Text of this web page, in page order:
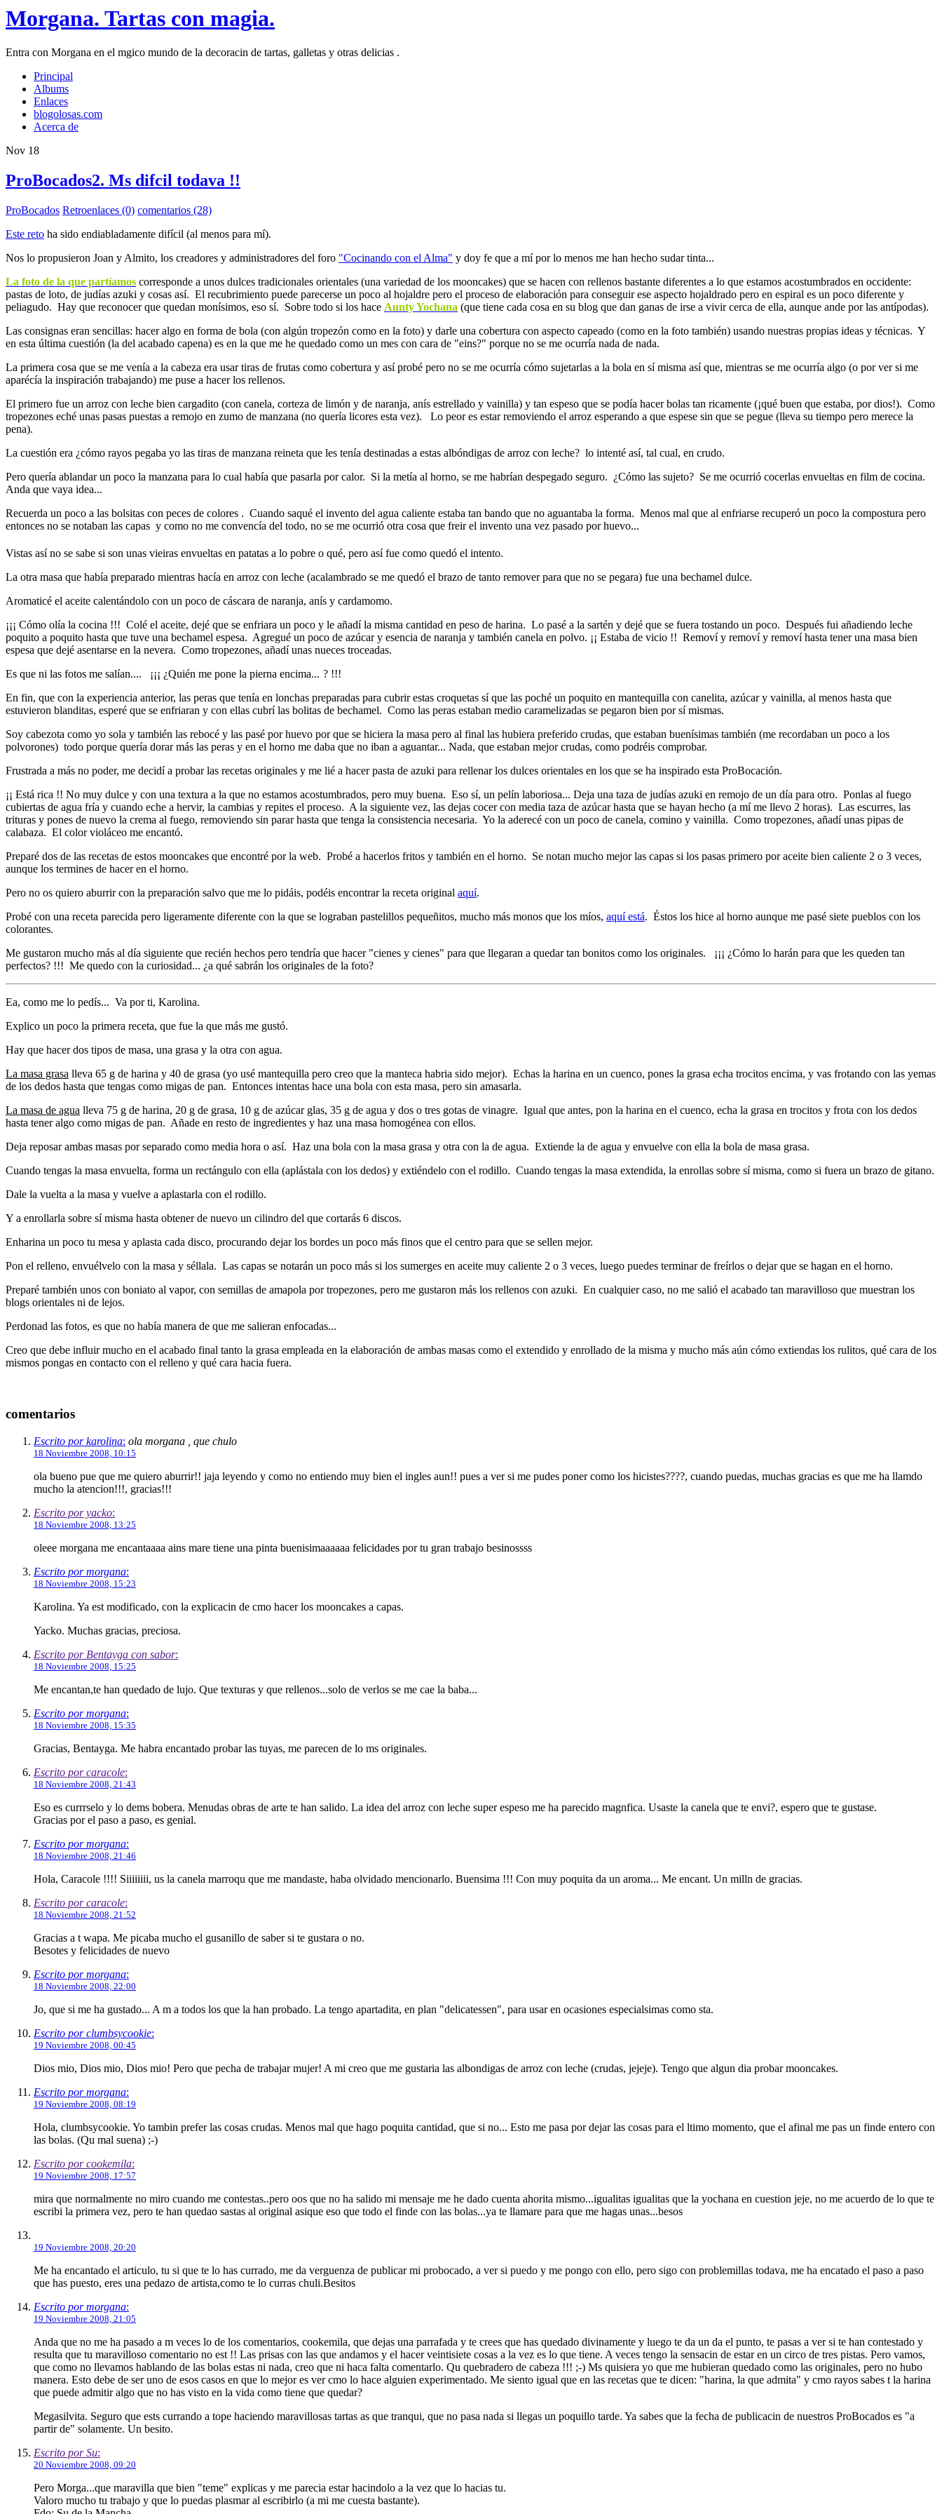
Morgana. Tartas con magia.
Entra con Morgana en el mgico mundo de la decoracin de tartas, galletas y otras delicias .
Principal
Albums
Enlaces
blogolosas.com
Acerca de
Nov 18
ProBocados2. Ms difcil todava !!
ProBocados Retroenlaces (0) comentarios (28)
Este reto ha sido endiabladamente difícil (al menos para mí).
Nos lo propusieron Joan y Almito, los creadores y administradores del foro "Cocinando con el Alma" y doy fe que a mí por lo menos me han hecho sudar tinta...
La foto de la que partíamos corresponde a unos dulces tradicionales orientales (una variedad de los mooncakes) que se hacen con rellenos bastante diferentes a lo que estamos acostumbrados en occidente:
pastas de loto, de judías azuki y cosas así. El recubrimiento puede parecerse un poco al hojaldre pero el proceso de elaboración para conseguir ese aspecto hojaldrado pero en espiral es un poco diferente y
peliagudo. Hay que reconocer que quedan monísimos, eso sí. Sobre todo si los hace Aunty Yochana (que tiene cada cosa en su blog que dan ganas de irse a vivir cerca de ella, aunque ande por las antípodas).
Las consignas eran sencillas: hacer algo en forma de bola (con algún tropezón como en la foto) y darle una cobertura con aspecto capeado (como en la foto también) usando nuestras propias ideas y técnicas. Y
en esta última cuestión (la del acabado capena) es en la que me he quedado como un mes con cara de "eins?" porque no se me ocurría nada de nada.
La primera cosa que se me venía a la cabeza era usar tiras de frutas como cobertura y así probé pero no se me ocurría cómo sujetarlas a la bola en sí misma así que, mientras se me ocurría algo (o por ver si me
aparécía la inspiración trabajando) me puse a hacer los rellenos.
El primero fue un arroz con leche bien cargadito (con canela, corteza de limón y de naranja, anís estrellado y vainilla) y tan espeso que se podía hacer bolas tan ricamente (¡qué buen que estaba, por dios!). Como
tropezones eché unas pasas puestas a remojo en zumo de manzana (no quería licores esta vez). Lo peor es estar removiendo el arroz esperando a que espese sin que se pegue (lleva su tiempo pero merece la
pena).
La cuestión era ¿cómo rayos pegaba yo las tiras de manzana reineta que les tenía destinadas a estas albóndigas de arroz con leche? lo intenté así, tal cual, en crudo.
Pero quería ablandar un poco la manzana para lo cual había que pasarla por calor. Si la metía al horno, se me habrían despegado seguro. ¿Cómo las sujeto? Se me ocurrió cocerlas envueltas en film de cocina.
Anda que vaya idea...
Recuerda un poco a las bolsitas con peces de colores . Cuando saqué el invento del agua caliente estaba tan bando que no aguantaba la forma. Menos mal que al enfriarse recuperó un poco la compostura pero
entonces no se notaban las capas y como no me convencía del todo, no se me ocurrió otra cosa que freir el invento una vez pasado por huevo...
Vistas así no se sabe si son unas vieiras envueltas en patatas a lo pobre o qué, pero así fue como quedó el intento.
La otra masa que había preparado mientras hacía en arroz con leche (acalambrado se me quedó el brazo de tanto remover para que no se pegara) fue una bechamel dulce.
Aromaticé el aceite calentándolo con un poco de cáscara de naranja, anís y cardamomo.
¡¡¡ Cómo olía la cocina !!! Colé el aceite, dejé que se enfriara un poco y le añadí la misma cantidad en peso de harina. Lo pasé a la sartén y dejé que se fuera tostando un poco. Después fui añadiendo leche
poquito a poquito hasta que tuve una bechamel espesa. Agregué un poco de azúcar y esencia de naranja y también canela en polvo. ¡¡ Estaba de vicio !! Removí y removí y removí hasta tener una masa bien
espesa que dejé asentarse en la nevera. Como tropezones, añadí unas nueces troceadas.
Es que ni las fotos me salían.... ¡¡¡ ¿Quién me pone la pierna encima... ? !!!
En fin, que con la experiencia anterior, las peras que tenía en lonchas preparadas para cubrir estas croquetas sí que las poché un poquito en mantequilla con canelita, azúcar y vainilla, al menos hasta que
estuvieron blanditas, esperé que se enfriaran y con ellas cubrí las bolitas de bechamel. Como las peras estaban medio caramelizadas se pegaron bien por sí mismas.
Soy cabezota como yo sola y también las rebocé y las pasé por huevo por que se hiciera la masa pero al final las hubiera preferido crudas, que estaban buenísimas también (me recordaban un poco a los
polvorones) todo porque quería dorar más las peras y en el horno me daba que no iban a aguantar... Nada, que estaban mejor crudas, como podréis comprobar.
Frustrada a más no poder, me decidí a probar las recetas originales y me lié a hacer pasta de azuki para rellenar los dulces orientales en los que se ha inspirado esta ProBocación.
¡¡ Está rica !! No muy dulce y con una textura a la que no estamos acostumbrados, pero muy buena. Eso sí, un pelín laboriosa... Deja una taza de judías azuki en remojo de un día para otro. Ponlas al fuego
cubiertas de agua fría y cuando eche a hervir, la cambias y repites el proceso. A la siguiente vez, las dejas cocer con media taza de azúcar hasta que se hayan hecho (a mí me llevo 2 horas). Las escurres, las
trituras y pones de nuevo la crema al fuego, removiendo sin parar hasta que tenga la consistencia necesaria. Yo la aderecé con un poco de canela, comino y vainilla. Como tropezones, añadí unas pipas de
calabaza. El color violáceo me encantó.
Preparé dos de las recetas de estos mooncakes que encontré por la web. Probé a hacerlos fritos y también en el horno. Se notan mucho mejor las capas si los pasas primero por aceite bien caliente 2 o 3 veces,
aunque los termines de hacer en el horno.
Pero no os quiero aburrir con la preparación salvo que me lo pidáis, podéis encontrar la receta original aquí.
Probé con una receta parecida pero ligeramente diferente con la que se lograban pastelillos pequeñitos, mucho más monos que los míos, aquí está. Éstos los hice al horno aunque me pasé siete pueblos con los
colorantes.
Me gustaron mucho más al día siguiente que recién hechos pero tendría que hacer "cienes y cienes" para que llegaran a quedar tan bonitos como los originales. ¡¡¡ ¿Cómo lo harán para que les queden tan
perfectos? !!! Me quedo con la curiosidad... ¿a qué sabrán los originales de la foto?
Ea, como me lo pedís... Va por ti, Karolina.
Explico un poco la primera receta, que fue la que más me gustó.
Hay que hacer dos tipos de masa, una grasa y la otra con agua.
La masa grasa lleva 65 g de harina y 40 de grasa (yo usé mantequilla pero creo que la manteca habria sido mejor). Echas la harina en un cuenco, pones la grasa echa trocitos encima, y vas frotando con las yemas
de los dedos hasta que tengas como migas de pan. Entonces intentas hace una bola con esta masa, pero sin amasarla.
La masa de agua lleva 75 g de harina, 20 g de grasa, 10 g de azúcar glas, 35 g de agua y dos o tres gotas de vinagre. Igual que antes, pon la harina en el cuenco, echa la grasa en trocitos y frota con los dedos
hasta tener algo como migas de pan. Añade en resto de ingredientes y haz una masa homogénea con ellos.
Deja reposar ambas masas por separado como media hora o así. Haz una bola con la masa grasa y otra con la de agua. Extiende la de agua y envuelve con ella la bola de masa grasa.
Cuando tengas la masa envuelta, forma un rectángulo con ella (aplástala con los dedos) y extiéndelo con el rodillo. Cuando tengas la masa extendida, la enrollas sobre sí misma, como si fuera un brazo de gitano.
Dale la vuelta a la masa y vuelve a aplastarla con el rodillo.
Y a enrollarla sobre sí misma hasta obtener de nuevo un cilindro del que cortarás 6 discos.
Enharina un poco tu mesa y aplasta cada disco, procurando dejar los bordes un poco más finos que el centro para que se sellen mejor.
Pon el relleno, envuélvelo con la masa y séllala. Las capas se notarán un poco más si los sumerges en aceite muy caliente 2 o 3 veces, luego puedes terminar de freírlos o dejar que se hagan en el horno.
Preparé también unos con boniato al vapor, con semillas de amapola por tropezones, pero me gustaron más los rellenos con azuki. En cualquier caso, no me salió el acabado tan maravilloso que muestran los
blogs orientales ni de lejos.
Perdonad las fotos, es que no había manera de que me salieran enfocadas...
Creo que debe influir mucho en el acabado final tanto la grasa empleada en la elaboración de ambas masas como el extendido y enrollado de la misma y mucho más aún cómo extiendas los rulitos, qué cara de los
mismos pongas en contacto con el relleno y qué cara hacia fuera.
comentarios
Escrito por karolina: ola morgana , que chulo
18 Noviembre 2008, 10:15
ola bueno pue que me quiero aburrir!! jaja leyendo y como no entiendo muy bien el ingles aun!! pues a ver si me pudes poner como los hicistes????, cuando puedas, muchas gracias es que me ha llamdo
mucho la atencion!!!, gracias!!!
Escrito por yacko:
18 Noviembre 2008, 13:25
oleee morgana me encantaaaa ains mare tiene una pinta buenisimaaaaaa felicidades por tu gran trabajo besinossss
Escrito por morgana:
18 Noviembre 2008, 15:23
Karolina. Ya est modificado, con la explicacin de cmo hacer los mooncakes a capas.
Yacko. Muchas gracias, preciosa.
Escrito por Bentayga con sabor:
18 Noviembre 2008, 15:25
Me encantan,te han quedado de lujo. Que texturas y que rellenos...solo de verlos se me cae la baba...
Escrito por morgana:
18 Noviembre 2008, 15:35
Gracias, Bentayga. Me habra encantado probar las tuyas, me parecen de lo ms originales.
Escrito por caracole:
18 Noviembre 2008, 21:43
Eso es currrselo y lo dems bobera. Menudas obras de arte te han salido. La idea del arroz con leche super espeso me ha parecido magnfica. Usaste la canela que te envi?, espero que te gustase.
Gracias por el paso a paso, es genial.
Escrito por morgana:
18 Noviembre 2008, 21:46
Hola, Caracole !!!! Siiiiiiii, us la canela marroqu que me mandaste, haba olvidado mencionarlo. Buensima !!! Con muy poquita da un aroma... Me encant. Un milln de gracias.
Escrito por caracole:
18 Noviembre 2008, 21:52
Gracias a t wapa. Me picaba mucho el gusanillo de saber si te gustara o no.
Besotes y felicidades de nuevo
Escrito por morgana:
18 Noviembre 2008, 22:00
Jo, que si me ha gustado... A m a todos los que la han probado. La tengo apartadita, en plan "delicatessen", para usar en ocasiones especialsimas como sta.
Escrito por clumbsycookie:
19 Noviembre 2008, 00:45
Dios mio, Dios mio, Dios mio! Pero que pecha de trabajar mujer! A mi creo que me gustaria las albondigas de arroz con leche (crudas, jejeje). Tengo que algun dia probar mooncakes.
Escrito por morgana:
19 Noviembre 2008, 08:19
Hola, clumbsycookie. Yo tambin prefer las cosas crudas. Menos mal que hago poquita cantidad, que si no... Esto me pasa por dejar las cosas para el ltimo momento, que el afinal me pas un finde entero con
las bolas. (Qu mal suena) ;-)
Escrito por cookemila:
19 Noviembre 2008, 17:57
mira que normalmente no miro cuando me contestas..pero oos que no ha salido mi mensaje me he dado cuenta ahorita mismo...igualitas igualitas que la yochana en cuestion jeje, no me acuerdo de lo que te
escribi la primera vez, pero te han quedao sastas al original asique eso que todo el finde con las bolas...ya te llamare para que me hagas unas...besos
19 Noviembre 2008, 20:20
Me ha encantado el articulo, tu si que te lo has currado, me da verguenza de publicar mi probocado, a ver si puedo y me pongo con ello, pero sigo con problemillas todava, me ha encatado el paso a paso
que has puesto, eres una pedazo de artista,como te lo curras chuli.Besitos
Escrito por morgana:
19 Noviembre 2008, 21:05
Anda que no me ha pasado a m veces lo de los comentarios, cookemila, que dejas una parrafada y te crees que has quedado divinamente y luego te da un da el punto, te pasas a ver si te han contestado y
resulta que tu maravilloso comentario no est !! Las prisas con las que andamos y el hacer veintisiete cosas a la vez es lo que tiene. A veces tengo la sensacin de estar en un circo de tres pistas. Pero vamos,
que como no llevamos hablando de las bolas estas ni nada, creo que ni haca falta comentarlo. Qu quebradero de cabeza !!! ;-) Ms quisiera yo que me hubieran quedado como las originales, pero no hubo
manera. Esto debe de ser uno de esos casos en que lo mejor es ver cmo lo hace alguien experimentado. Me siento igual que en las recetas que te dicen: "harina, la que admita" y cmo rayos sabes t la harina
que puede admitir algo que no has visto en la vida como tiene que quedar?
Megasilvita. Seguro que ests currando a tope haciendo maravillosas tartas as que tranqui, que no pasa nada si llegas un poquillo tarde. Ya sabes que la fecha de publicacin de nuestros ProBocados es "a
partir de" solamente. Un besito.
Escrito por Su:
20 Noviembre 2008, 09:20
Pero Morga...que maravilla que bien "teme" explicas y me parecia estar hacindolo a la vez que lo hacias tu.
Valoro mucho tu trabajo y que lo puedas plasmar al escribirlo (a mi me cuesta bastante).